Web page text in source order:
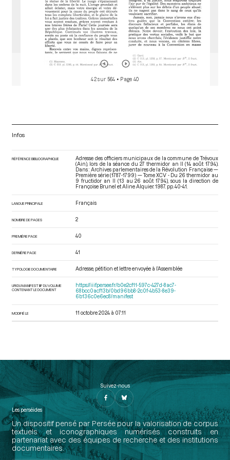
42 sur 564 • Page 40
Infos
RÉFÉRENCE BIBLIOGRAPHIQUE
Adresse des officiers municipaux de la commune de Trévoux
(Ain), lors de la séance du 27 thermidor an II (14 août 1794).
Dans : Archives parlementaires de la Révolution Française —
Première série (1787-1799) — Tome XCV - Du 26 thermidor au
9 fructidor an II (13 au 26 août 1794) , sous la direction de
Françoise Brunel et Aline Alquier. 1987. pp. 40-41.
LANGUE PRINCIPALE Français
NOMBRE DE PAGES 2
PREMIÈRE PAGE 40
DERNIÈRE PAGE 41
TYPOLOGIE DOCUMENTAIRE Adresse, pétition et lettre envoyée à l’Assemblée
URI DU MANIFEST IIIF DU VOLUME
CONTENANT LE DOCUMENT
https://iiif.persee.fr/b0e2cf11-597c-427d-8ac7-
68bcc0acf13b/0bd96bb8-2c0f-4b53-8e39-
6b136c0e6ec8/manifest
MODIFIÉ LE 11 octobre 2024 à 07:11
Suivez-nous
Les perséides
Un dispositif pensé par Persée pour la valorisation de corpus
textuels et iconographiques numérisés construits en
partenariat avec des équipes de recherche et des institutions
documentaires.